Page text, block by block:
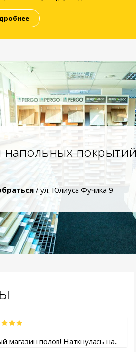
напольных покрытий
/ ул. Юлиуса Фучика 9
магазин полов! Наткнулась на..